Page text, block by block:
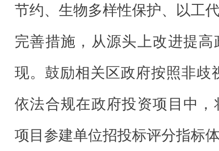
节约、生物多样性保护、以工
完善措施，从源头上改进提
现。鼓励相关区政府按照非歧
依法合规在政府投资项目中
项目参建单位招投标评分指标